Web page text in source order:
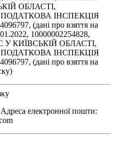
ОБЛАСТІ,
ІНСПЕКЦІЯ
(дані про взяття на
10000002254828,
КИЇВСЬКІЙ ОБЛАСТІ,
ІНСПЕКЦІЯ
(дані про взяття на
електронної пошти: